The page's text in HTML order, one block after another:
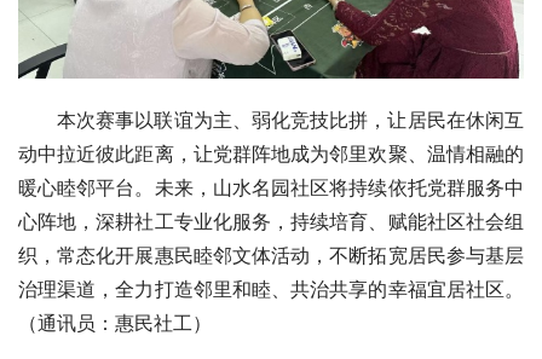
本次赛事以联谊为主、弱化竞技比拼，让居民在休闲互
动中拉近彼此距离，让党群阵地成为邻里欢聚、温情相融的
暖心睦邻平台。未来，山水名园社区将持续依托党群服务中
心阵地，深耕社工专业化服务，持续培育、赋能社区社会组
织，常态化开展惠民睦邻文体活动，不断拓宽居民参与基层
治理渠道，全力打造邻里和睦、共治共享的幸福宜居社区。
（通讯员：惠民社工）